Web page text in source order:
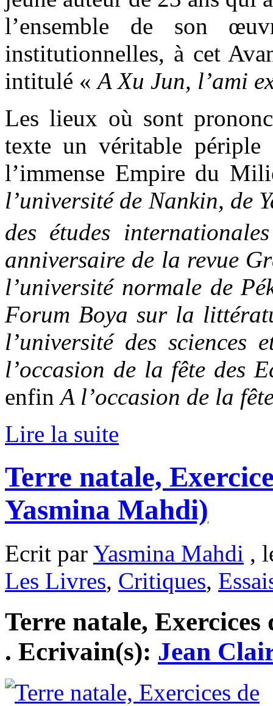
l’ensemble de son
institutionnelles, à cet
intitulé «A Xu Jun, l’ami
Les lieux où sont
texte un véritable périple
l’immense Empire du
l’université de Nankin, de
des études
anniversaire de la revue
l’université normale de
Forum Boya sur la
l’université des
l’occasion de la fête des
enfinA l’occasion de la
Lire la suite
Terre natale,
Yasmina Mahdi)
Ecrit par Yasmina Mahdi ,
Les Livres, Critiques,
Terre natale, Exercices
. Ecrivain(s): Jean